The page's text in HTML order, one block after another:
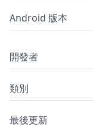
Android 版本
開發者
類別
最後更新